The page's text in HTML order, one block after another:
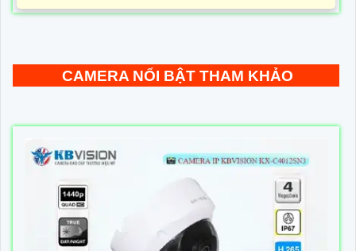
CAMERA NỔI BẬT THAM KHẢO